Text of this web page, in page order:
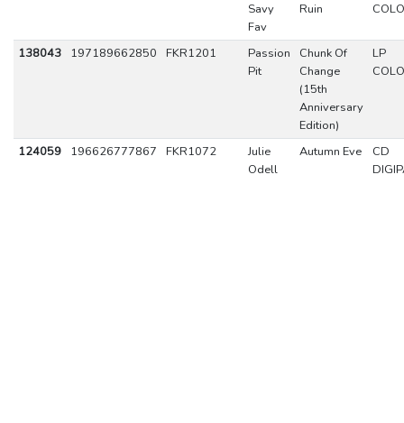
Savy
Fav
Ruin
138043 197189662850 FKR1201
Passion
Pit
Chunk Of
Change
(15th
Anniversary
Edition)
LP
124059 196626777867 FKR1072
Julie
Odell
Autumn Eve
CD